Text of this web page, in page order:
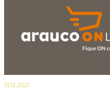
13.12.2021